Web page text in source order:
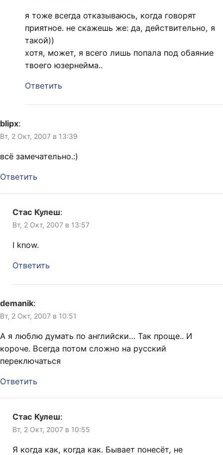
я тоже всегда отказываюсь, когда говорят
приятное. не скажешь же: да, действительно, я
такой))
хотя, может, я всего лишь попала под обаяние
твоего юзернейма..
Ответить
blipx:
Вт, 2 Окт, 2007 в 13:39
всё замечательно.:)
Ответить
Стас Кулеш:
Вт, 2 Окт, 2007 в 13:57
I know.
Ответить
demanik:
Вт, 2 Окт, 2007 в 10:51
А я люблю думать по английски… Так проще.. И
короче. Всегда потом сложно на русский
переключаться
Ответить
Стас Кулеш:
Вт, 2 Окт, 2007 в 10:55
Я когда как, когда как. Бывает понесёт, не